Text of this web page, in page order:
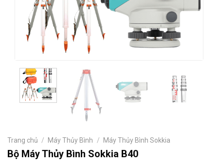
Trang chủ / Máy Thủy Bình / Máy Thủy Bình Sokkia
Bộ Máy Thủy Bình Sokkia B40